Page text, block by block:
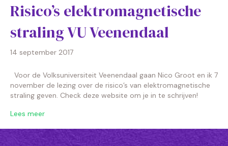
Risico’s elektromagnetische
straling VU Veenendaal
14 september 2017
Voor de Volksuniversiteit Veenendaal gaan Nico Groot en ik 7
november de lezing over de risico’s van elektromagnetische
straling geven. Check deze website om je in te schrijven!
Lees meer